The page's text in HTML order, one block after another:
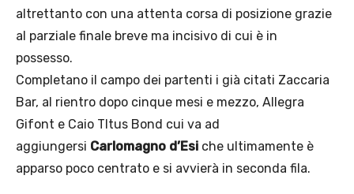
altrettanto con una attenta corsa di posizione grazie
al parziale finale breve ma incisivo di cui è in
possesso.
Completano il campo dei partenti i già citati Zaccaria
Bar, al rientro dopo cinque mesi e mezzo, Allegra
Gifont e Caio TItus Bond cui va ad
aggiungersi Carlomagno d’Esi che ultimamente è
apparso poco centrato e si avvierà in seconda fila.